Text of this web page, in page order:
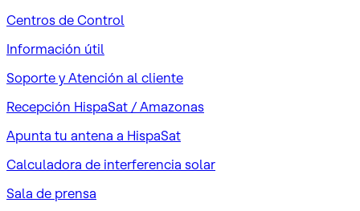
Centros de Control
Información útil
Soporte y Atención al cliente
Recepción HispaSat / Amazonas
Apunta tu antena a HispaSat
Calculadora de interferencia solar
Sala de prensa